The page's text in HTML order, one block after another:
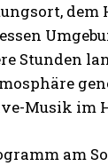
dem
Stunden
Musik im
am